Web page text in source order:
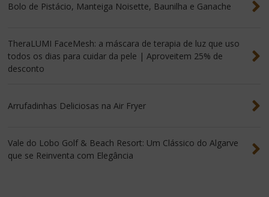
Bolo de Pistácio, Manteiga Noisette, Baunilha e Ganache
TheraLUMI FaceMesh: a máscara de terapia de luz que uso
todos os dias para cuidar da pele | Aproveitem 25% de
desconto
Arrufadinhas Deliciosas na Air Fryer
Vale do Lobo Golf & Beach Resort: Um Clássico do Algarve
que se Reinventa com Elegância